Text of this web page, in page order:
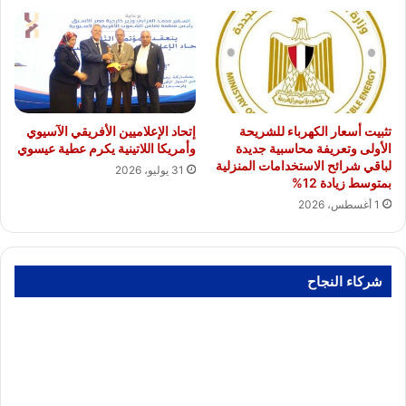
تثبيت أسعار الكهرباء للشريحة
الأولى وتعريفة محاسبية جديدة
لباقي شرائح الاستخدامات المنزلية
بمتوسط زيادة 12%
1 أغسطس، 2026
إتحاد الإعلاميين الأفريقي الآسيوي
وأمريكا اللاتينية يكرم عطية عيسوي
31 يوليو، 2026
شركاء النجاح